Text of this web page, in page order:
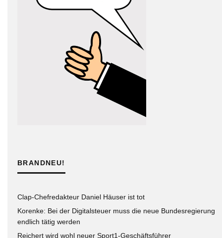
BRANDNEU!
Clap-Chefredakteur Daniel Häuser ist tot
Korenke: Bei der Digitalsteuer muss die neue Bundesregierung
endlich tätig werden
Reichert wird wohl neuer Sport1-Geschäftsführer